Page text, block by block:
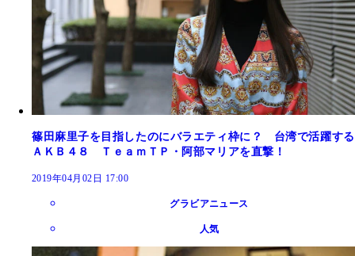
篠田麻里子を目指したのにバラエティ枠に？ 台湾で活躍する
ＡＫＢ４８ ＴｅａｍＴＰ・阿部マリアを直撃！
2019年04月02日 17:00
グラビアニュース
人気